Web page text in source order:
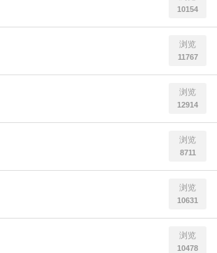
10154
浏览
11767
浏览
12914
浏览
8711
浏览
10631
浏览
10478